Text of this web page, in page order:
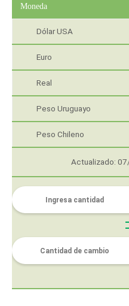
Moneda
Dólar USA
Euro
Real
Peso Uruguayo
Peso Chileno
Actualizado: